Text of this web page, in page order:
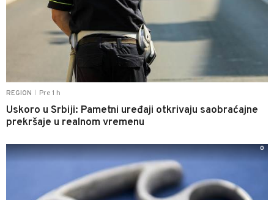
REGION Pre 1 h
Uskoro u Srbiji: Pametni uređaji otkrivaju saobraćajne
prekršaje u realnom vremenu
0